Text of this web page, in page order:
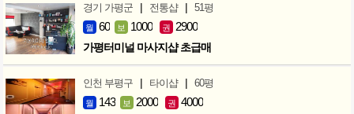
경기 가평군 | 전통샵 | 51평
월 60 보 1000 권 2900
가평터미널 마사지샵 초급매
인천 부평구 | 타이샵 | 60평
월 143 보 2000 권 4000